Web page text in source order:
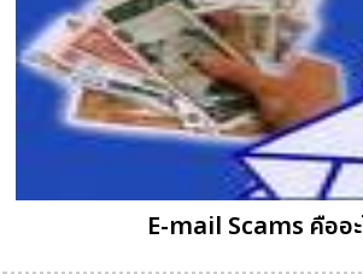
E-mail Scams คืออะ